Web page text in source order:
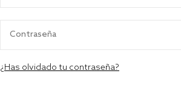
¿Has olvidado tu contraseña?